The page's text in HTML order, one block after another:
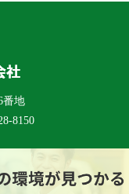
番地
8150